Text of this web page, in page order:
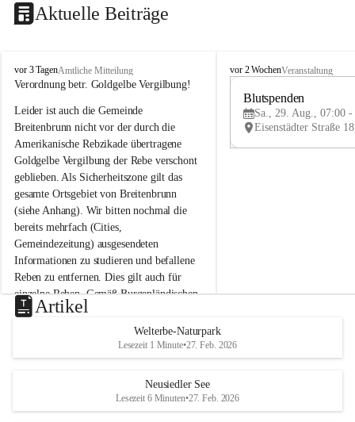
Aktuelle Beiträge
B
r
i
t
e
n
b
r
u
n
n
a
m
N
e
u
s
d
S
vor 3 TagenAmtliche Mitteilung
Verordnung betr. Goldgelbe Vergilbung!
Leider ist auch die Gemeinde
Breitenbrunn nicht vor der durch die
Amerikanische Rebzikade übertragene
Goldgelbe Vergilbung der Rebe verschont
geblieben. Als Sicherheitszone gilt das
gesamte Ortsgebiet von Breitenbrunn
(siehe Anhang). Wir bitten nochmal die
bereits mehrfach (Cities,
Gemeindezeitung) ausgesendeten
Informationen zu studieren und befallene
Reben zu entfernen. Dies gilt auch für
einzelne Reben. Gemäß Burgenländischen
Weinbaugesetz sind nicht gepflegte oder
unzulässige Weingärten zu roden! Bitte
helfen wir zusammen um unsere Winzer
vor den prognostizierten Ernteausfällen
und den daraus folgenden wirtschaftlichen
B
e
u
e
d
r
S
vor 2 WochenVeranstaltung
Blutspenden
Sa., 29. Aug., 07:00 -
Artikel
Welterbe-Naturpark
Lesezeit 1 Minute•27. Feb. 2026
Neusiedler See
Lesezeit 6 Minuten•27. Feb. 2026